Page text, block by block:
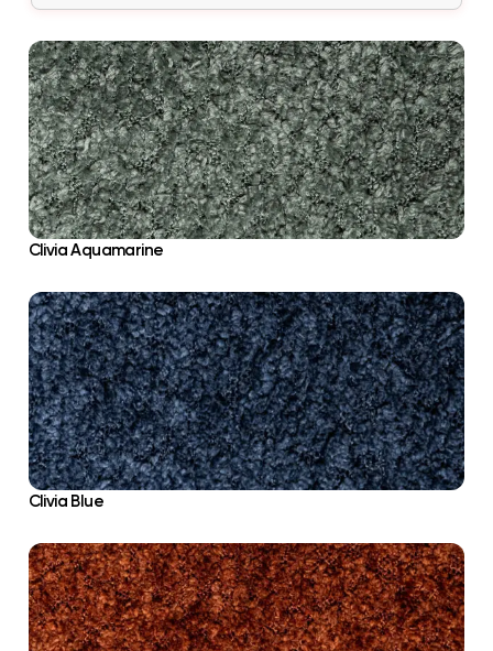
Clivia Aquamarine
Clivia Blue